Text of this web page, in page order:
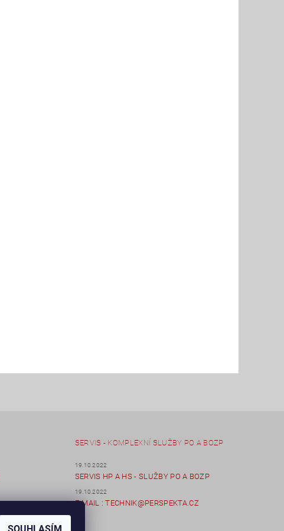
SERVIS - KOMPLEXNÍ SLUŽBY PO A BOZP
19.10.2022
SERVIS HP A HS - SLUŽBY PO A BOZP
19.10.2022
E-MAIL : TECHNIK@PERSPEKTA.CZ